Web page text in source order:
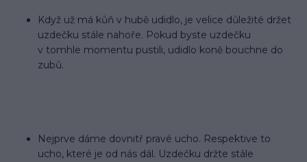
Když už má kůň v hubě udidlo, je velice důležité držet
uzdečku stále nahoře. Pokud byste uzdečku
v tomhle momentu pustili, udidlo koně bouchne do
zubů.
Nejprve dáme dovnitř pravé ucho. Respektive to
ucho, které je od nás dál. Uzdečku držte stále